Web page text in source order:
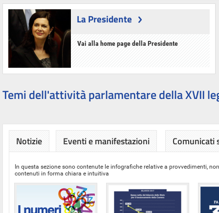
La Presidente
Vai alla home page della Presidente
Temi dell'attività parlamentare della XVII
Notizie Eventi e manifestazioni Comunicati
In questa sezione sono contenute le infografiche relative a provvedimenti,
contenuti in forma chiara e intuitiva